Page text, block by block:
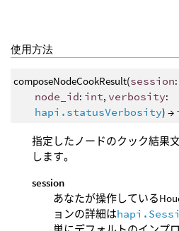
使用方法
composeNodeCookResult(session:
node_id: int, verbosity:
hapi.statusVerbosity) →
指定したノードのクック結果
します。
session
あなたが操作している
ョンの詳細は